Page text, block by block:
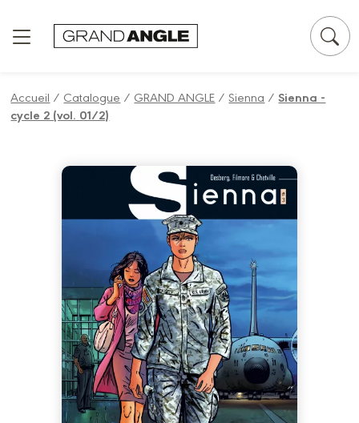
Accueil / Catalogue / GRAND ANGLE /Sienna /Sienna -
cycle 2 (vol. 01/2)